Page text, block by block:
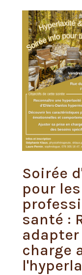
Soirée
pour les
santé :
charge